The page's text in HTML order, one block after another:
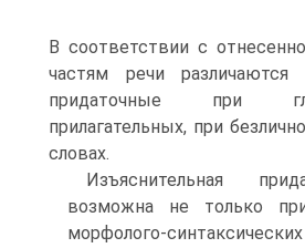
В соответствии с
частям речи различаются
придаточные при
прилагательных, при
словах.
Изъяснительная
возможна не только
морфолого-